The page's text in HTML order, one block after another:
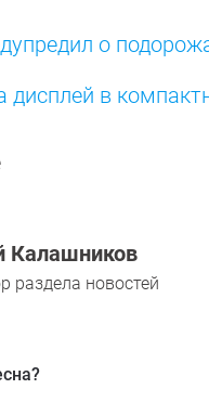
о
дисплей в
Калашников
раздела новостей